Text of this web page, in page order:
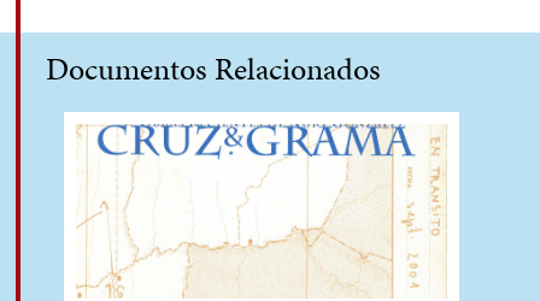
Documentos Relacionados